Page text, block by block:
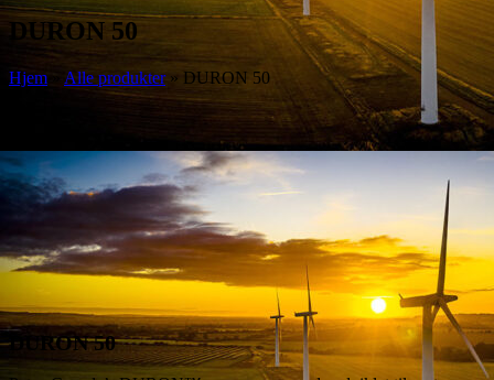
DURON 50
Hjem » Alle produkter» DURON 50
DURON 50